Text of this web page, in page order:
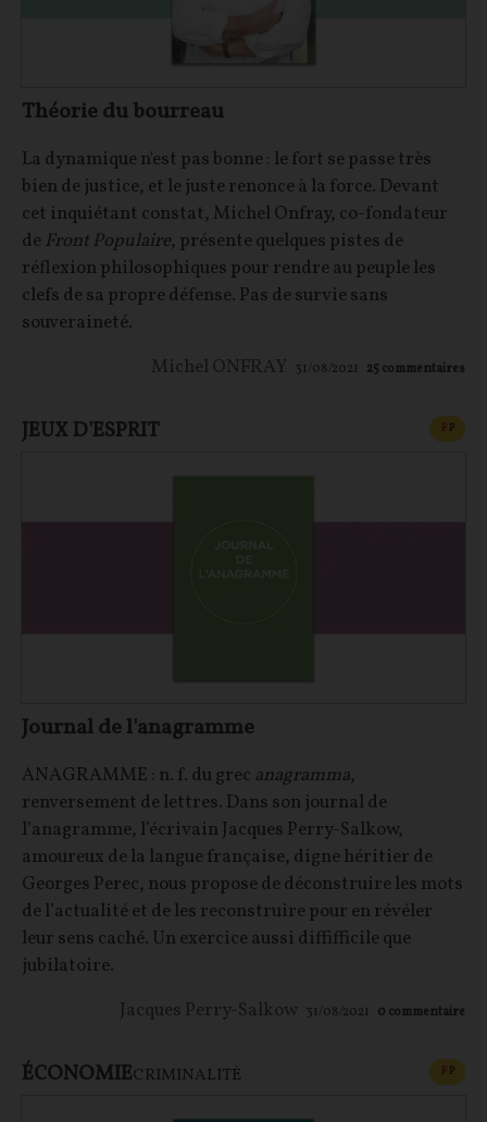
Théorie du bourreau
La dynamique n'est pas bonne : le fort se passe très
bien de justice, et le juste renonce à la force. Devant
cet inquiétant constat, Michel Onfray, co-fondateur
de Front Populaire, présente quelques pistes de
réflexion philosophiques pour rendre au peuple les
clefs de sa propre défense. Pas de survie sans
souveraineté.
Michel ONFRAY
31/08/2021 25 commentaires
JEUX D'ESPRIT FP
Journal de l'anagramme
ANAGRAMME : n. f. du grec anagramma,
renversement de lettres. Dans son journal de
l’anagramme, l’écrivain Jacques Perry-Salkow,
amoureux de la langue française, digne héritier de
Georges Perec, nous propose de déconstruire les mots
de l’actualité et de les reconstruire pour en révéler
leur sens caché. Un exercice aussi diffifficile que
jubilatoire.
Jacques Perry-Salkow
31/08/2021 0 commentaire
ÉCONOMIECRIMINALITÉ FP